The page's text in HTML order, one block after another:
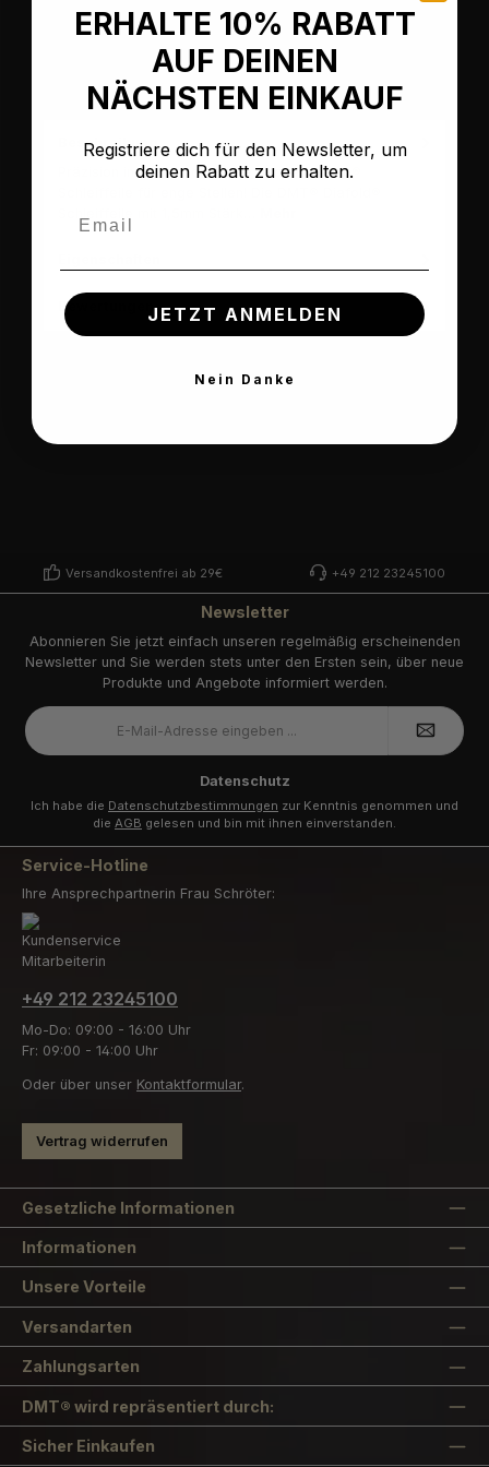
Beschreibung
Präzision in der Tasche - die flache Diafold®
Bewertungen
Versandkostenfrei ab 29€ +49 212 23245100
Newsletter
Abonnieren Sie jetzt einfach unseren regelmäßig erscheinenden
Newsletter und Sie werden stets unter den Ersten sein, über neue
Produkte und Angebote informiert werden.
E-
Mail-
Adresse
Datenschutz
Ich habe die Datenschutzbestimmungen zur Kenntnis genommen und
die AGB gelesen und bin mit ihnen einverstanden.
Service-Hotline
Ihre Ansprechpartnerin Frau Schröter:
+49 212 23245100
Mo-Do: 09:00 - 16:00 Uhr
Fr: 09:00 - 14:00 Uhr
Oder über unser Kontaktformular.
Vertrag widerrufen
Gesetzliche Informationen
Informationen
Unsere Vorteile
Versandarten
Zahlungsarten
DMT® wird repräsentiert durch:
Sicher Einkaufen
ERHALTE 10% RABATT
AUF DEINEN
NÄCHSTEN EINKAUF
Registriere dich für den Newsletter, um
deinen Rabatt zu erhalten.
JETZT ANMELDEN
Nein Danke